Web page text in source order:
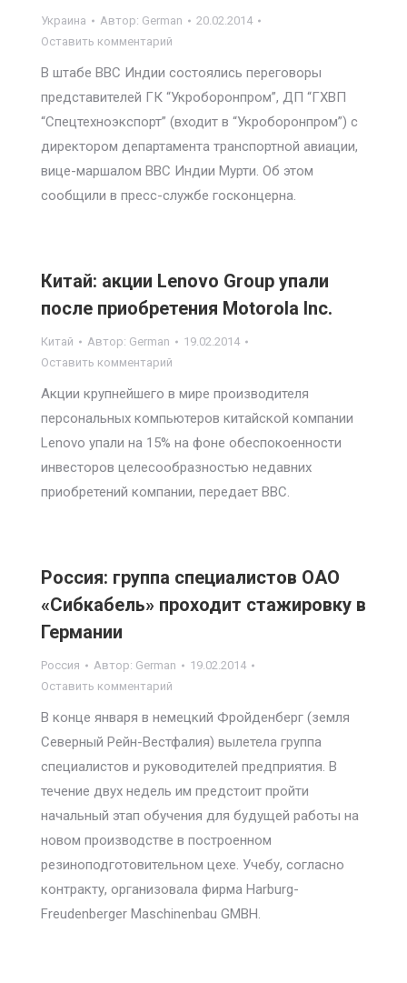
Украина Автор: German
20.02.2014
Оставить комментарий
В штабе ВВС Индии состоялись переговоры
представителей ГК “Укроборонпром”, ДП “ГХВП
“Спецтехноэкспорт” (входит в “Укроборонпром”) с
директором департамента транспортной авиации,
вице-маршалом ВВС Индии Мурти. Об этом
сообщили в пресс-службе госконцерна.
Китай: акции Lenovo Group упали
после приобретения Motorola Inc.
Китай Автор: German
19.02.2014
Оставить комментарий
Акции крупнейшего в мире производителя
персональных компьютеров китайской компании
Lenovo упали на 15% на фоне обеспокоенности
инвесторов целесообразностью недавних
приобретений компании, передает ВВС.
Россия: группа специалистов ОАО
«Сибкабель» проходит стажировку в
Германии
Россия Автор: German
19.02.2014
Оставить комментарий
В конце января в немецкий Фройденберг (земля
Северный Рейн-Вестфалия) вылетела группа
специалистов и руководителей предприятия. В
течение двух недель им предстоит пройти
начальный этап обучения для будущей работы на
новом производстве в построенном
резиноподготовительном цехе. Учебу, согласно
контракту, организовала фирма Harburg-
Freudenberger Maschinenbau GMBH.